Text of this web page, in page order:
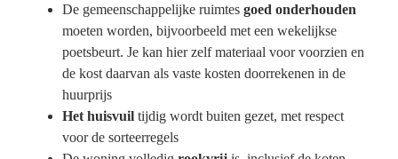
MyKot
De gemeenschappelijke ruimtes goed onderhouden
moeten worden, bijvoorbeeld met een wekelijkse
poetsbeurt. Je kan hier zelf materiaal voor voorzien en
de kost daarvan als vaste kosten doorrekenen in de
huurprijs
Het huisvuil tijdig wordt buiten gezet, met respect
voor de sorteerregels